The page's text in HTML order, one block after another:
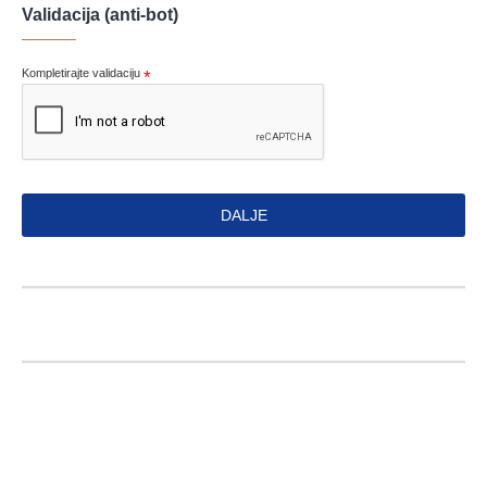
Validacija (anti-bot)
Kompletirajte validaciju
DALJE